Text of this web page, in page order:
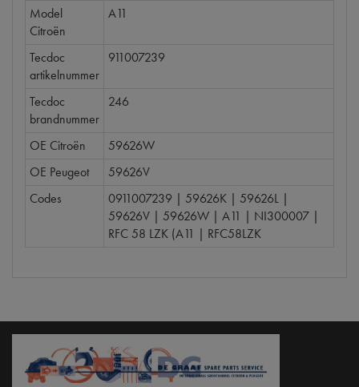
Model
Citroën
A11
Tecdoc
artikelnummer
911007239
Tecdoc
brandnummer
246
OE Citroën
59626W
OE Peugeot
59626V
Codes
0911007239 | 59626K | 59626L |
59626V | 59626W | A11 | NI300007 |
RFC 58 LZK (A11 | RFC58LZK